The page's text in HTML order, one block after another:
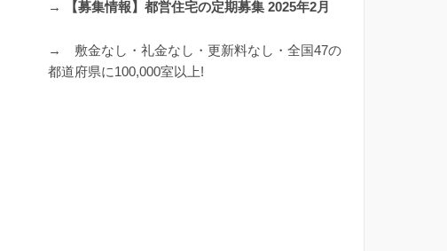
→ 【募集情報】都営住宅の定期募集 2025年2月
→ 敷金なし・礼金なし・更新料なし・全国47の
都道府県に100,000室以上!